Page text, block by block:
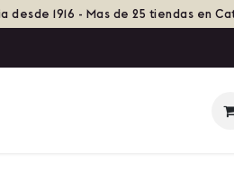
desde 1916 - Mas de 25 tiendas en